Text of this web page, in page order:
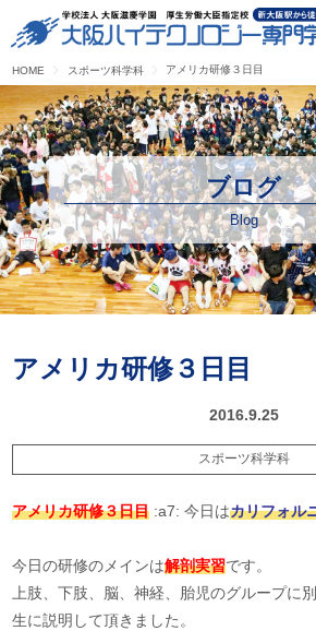
HOME スポーツ科学科 アメリカ研修３日目
ブログ
Blog
アメリカ研修３日目
2016.9.25
スポーツ科学科
アメリカ研修３日目 :a7: 今日はカリフォル
今日の研修のメインは解剖実習です。
上肢、下肢、脳、神経、胎児のグループに
生に説明して頂きました。